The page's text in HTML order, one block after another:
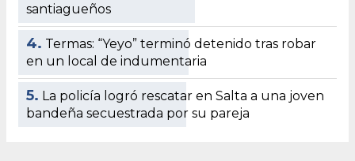
santiagueños
4. Termas: “Yeyo” terminó detenido tras robar
en un local de indumentaria
5. La policía logró rescatar en Salta a una joven
bandeña secuestrada por su pareja